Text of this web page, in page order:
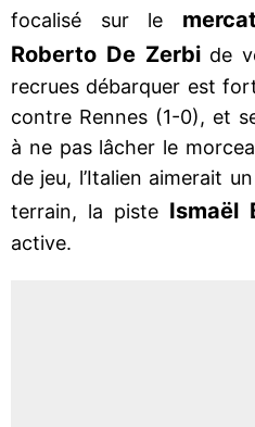
focalisé sur le
Roberto De Zerbide
recrues débarquer est
contre Rennes (1-0), et
à ne pas lâcher le
de jeu, l’Italien aimerait
terrain, la piste Ismaël
active.